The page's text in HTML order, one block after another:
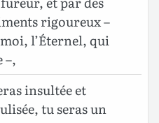
rigoureux –
moi, l’Éternel, qui
–,
insultée et
tu seras un